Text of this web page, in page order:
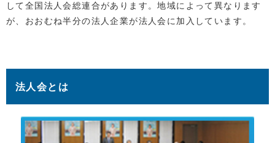
して全国法人会総連合があります。地域によって異なります
が、おおむね半分の法人企業が法人会に加入しています。
法人会とは